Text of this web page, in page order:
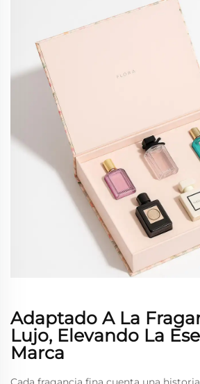
Adaptado A La
Lujo, Elevando La
Marca